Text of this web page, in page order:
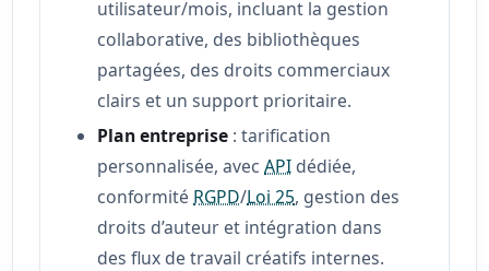
utilisateur/mois, incluant la gestion
collaborative, des bibliothèques
partagées, des droits commerciaux
clairs et un support prioritaire.
Plan entreprise : tarification
personnalisée, avecAPI dédiée,
conformité RGPD/Loi 25, gestion des
droits d’auteur et intégration dans
des flux de travail créatifs internes.